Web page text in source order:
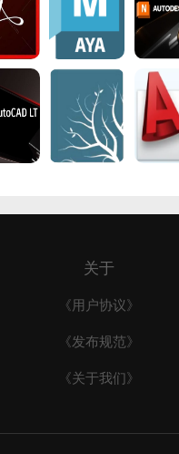
关于
《用户协议》
《发布规范》
《关于我们》